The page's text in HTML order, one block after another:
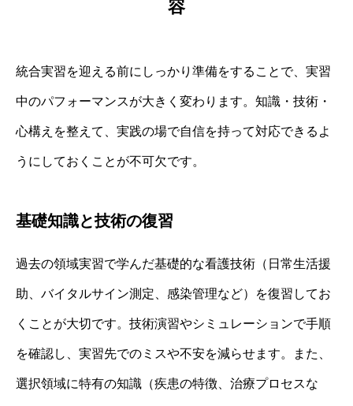
容
統合実習を迎える前にしっかり準備をすることで、実習
中のパフォーマンスが大きく変わります。知識・技術・
心構えを整えて、実践の場で自信を持って対応できるよ
うにしておくことが不可欠です。
基礎知識と技術の復習
過去の領域実習で学んだ基礎的な看護技術（日常生活援
助、バイタルサイン測定、感染管理など）を復習してお
くことが大切です。技術演習やシミュレーションで手順
を確認し、実習先でのミスや不安を減らせます。また、
選択領域に特有の知識（疾患の特徴、治療プロセスな